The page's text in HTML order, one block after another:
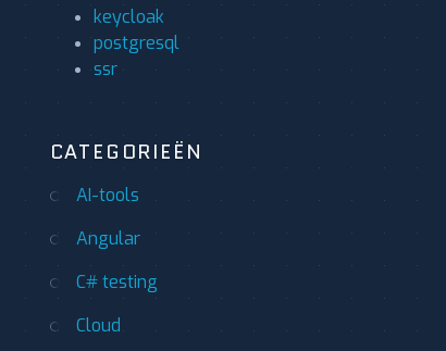
keycloak
postgresql
ssr
CATEGORIEËN
AI-tools
Angular
C# testing
Cloud